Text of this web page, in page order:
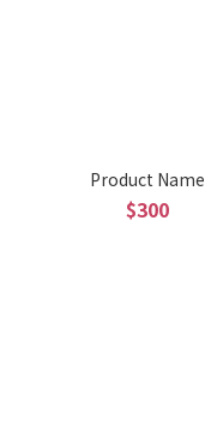
Product Name
$300